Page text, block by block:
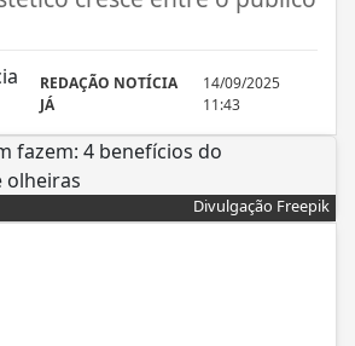
REDAÇÃO NOTÍCIA
JÁ
14/09/2025
11:43
Divulgação Freepik